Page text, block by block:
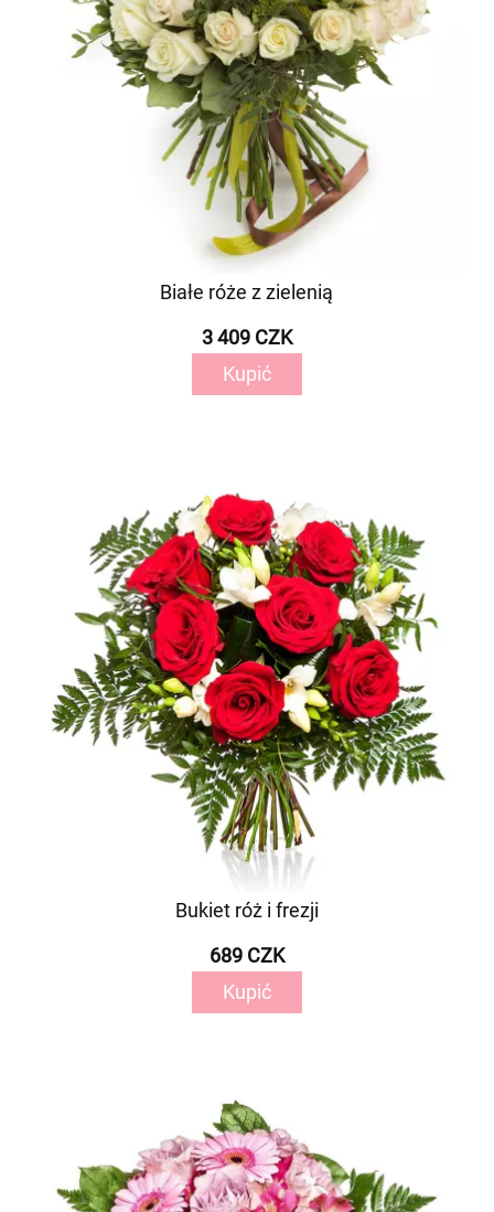
Białe róże z zielenią
3 409 CZK
Kupić
Bukiet róż i frezji
689 CZK
Kupić